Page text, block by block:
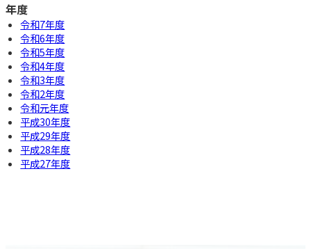
年度
令和7年度
令和6年度
令和5年度
令和4年度
令和3年度
令和2年度
令和元年度
平成30年度
平成29年度
平成28年度
平成27年度